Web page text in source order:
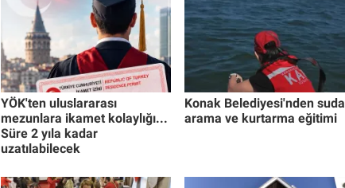
YÖK'ten uluslararası
mezunlara ikamet kolaylığı...
Süre 2 yıla kadar
uzatılabilecek
Konak Belediyesi'nden suda
arama ve kurtarma eğitimi